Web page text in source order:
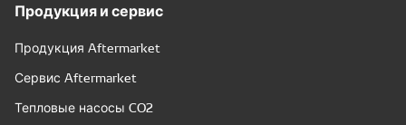
Продукция и сервис
Продукция Aftermarket
Сервис Aftermarket
Тепловые насосы CO2